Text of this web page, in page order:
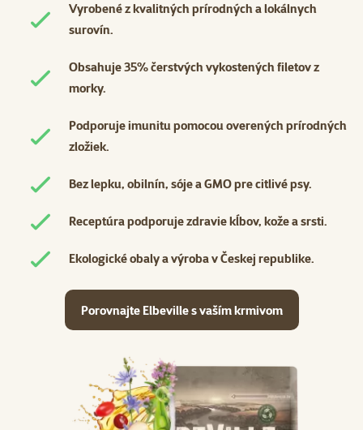
Vyrobené z kvalitných prírodných a lokálnych
surovín.
Obsahuje 35% čerstvých vykostených filetov z
morky.
Podporuje imunitu pomocou overených prírodných
zložiek.
Bez lepku, obilnín, sóje a GMO pre citlivé psy.
Receptúra ​​podporuje zdravie kĺbov, kože a srsti.
Ekologické obaly a výroba v Českej republike.
Porovnajte Elbeville s vaším krmivom